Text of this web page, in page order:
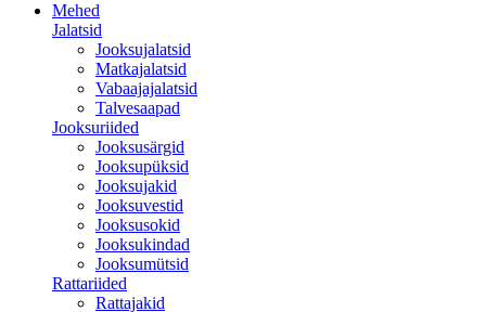
Mehed
Jalatsid
Jooksujalatsid
Matkajalatsid
Vabaajajalatsid
Talvesaapad
Jooksuriided
Jooksusärgid
Jooksupüksid
Jooksujakid
Jooksuvestid
Jooksusokid
Jooksukindad
Jooksumütsid
Rattariided
Rattajakid